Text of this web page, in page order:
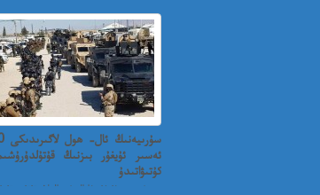
كۈرىشىنىڭ بىر ...
ئەسىر ئۇيغۇر بىزنىڭ
كۇتىۋاتىدۇ
سۈرىيەدە ئۇيغۇر ئايال ۋە بالىلار تۇتۇپ